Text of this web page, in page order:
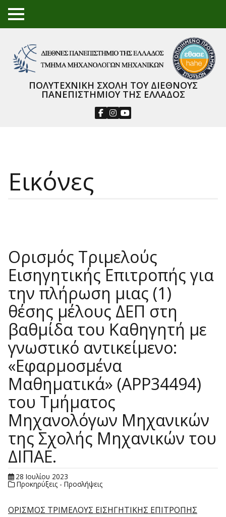
TO
GGL
NU
ΠΟΛΥΤΕΧΝΙΚΗ ΣΧΟΛΗ ΤΟΥ ΔΙΕΘΝΟΥΣ
ΠΑΝΕΠΙΣΤΗΜΙΟΥ ΤΗΣ ΕΛΛΑΔΟΣ
Εικόνες
Ορισμός Τριμελούς
Εισηγητικής Επιτροπής για
την πλήρωση μιας (1)
θέσης μέλους ΔΕΠ στη
βαθμίδα του Καθηγητή με
γνωστικό αντικείμενο:
«Εφαρμοσμένα
Μαθηματικά» (APP34494)
του Τμήματος
Μηχανολόγων Μηχανικών
της Σχολής Μηχανικών του
ΔΙΠΑΕ.
28 Ιουλίου 2023
Προκηρύξεις - Προσλήψεις
ΟΡΙΣΜΟΣ ΤΡΙΜΕΛΟΥΣ ΕΙΣΗΓΗΤΙΚΗΣ ΕΠΙΤΡΟΠΗΣ